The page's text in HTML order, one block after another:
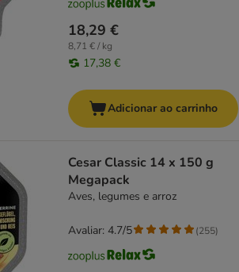
18,29 €
8,71 € / kg
17,38 €
Adicionar ao carrinho
Cesar Classic 14 x 150 g
Megapack
Aves, legumes e arroz
Avaliar: 4.7/5 (255)